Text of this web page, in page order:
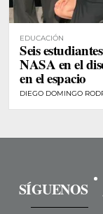
EDUCACIÓN
Seis
NASA en el
en el espacio
DIEGO DOMINGO
SÍGUENOS